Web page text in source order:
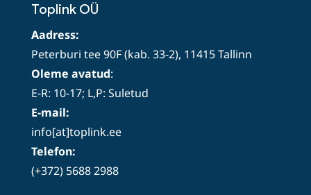
Toplink OÜ
Aadress:
Peterburi tee 90F (kab. 33-2), 11415 Tallinn
Oleme avatud:
E-R: 10-17; L,P: Suletud
E-mail:
info[at]toplink.ee
Telefon:
(+372) 5688 2988